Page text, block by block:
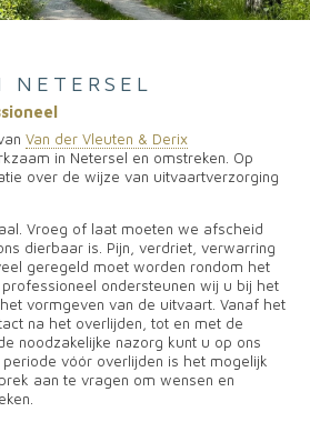
Van der Vleuten & Derix
in Netersel en omstreken. Op
over de wijze van uitvaartverzorging
Vroeg of laat moeten we afscheid
dierbaar is. Pijn, verdriet, verwarring
geregeld moet worden rondom het
ondersteunen wij u bij het
vormgeven van de uitvaart. Vanaf het
na het overlijden, tot en met de
noodzakelijke nazorg kunt u op ons
periode vóór overlijden is het mogelijk
aan te vragen om wensen en